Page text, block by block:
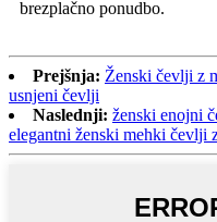
brezplačno ponudbo.
Prejšnja: Ženski čevlji z
usnjeni čevlji
Naslednji: ženski enojni
elegantni ženski mehki čevlji